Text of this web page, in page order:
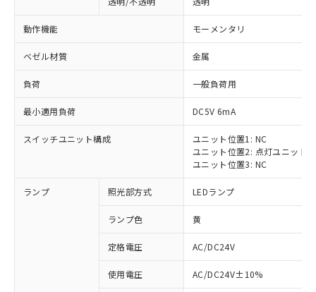
動作機能 モーメンタリ
ベゼル材質 金属
負荷 一般負荷用
最小適用負荷 DC5V 6mA
スイッチユニット構成
ユニット位置1: NC
ユニット位置2: 点灯ユニット
ユニット位置3: NC
ランプ 照光部方式 LEDランプ
ランプ色 黄
定格電圧 AC/DC24V
使用電圧 AC/DC24V±10%
※1 対応状況